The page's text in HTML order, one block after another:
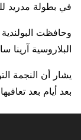
في بطولة مدريد
وحافظت البولندية
البلاروسية آرينا
يشار أن النجمة
بعد أيام بعد